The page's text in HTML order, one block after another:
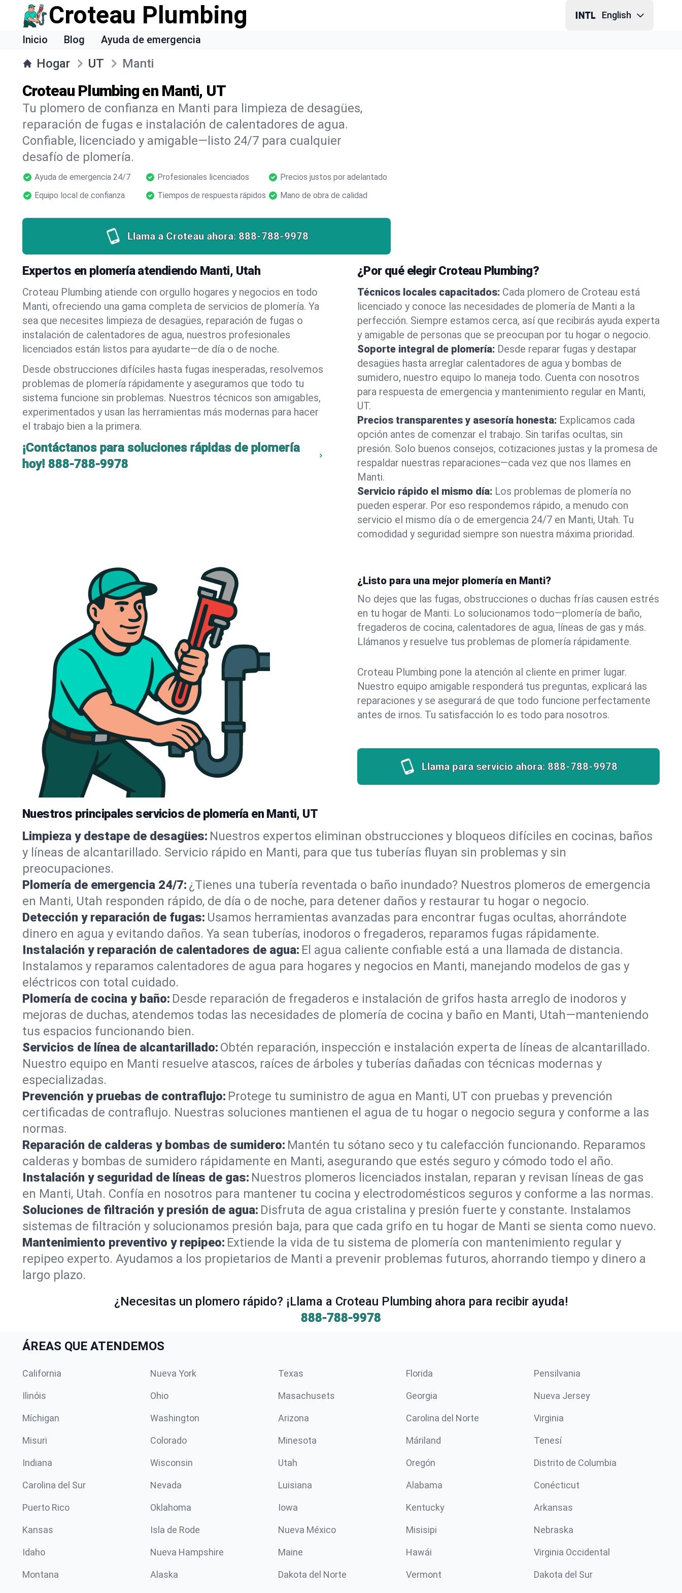
Croteau Plumbing English
Inicio Blog Ayuda de emergencia
Hogar UT Manti
Croteau Plumbing en Manti, UT
Tu plomero de confianza en Manti para limpieza de desagües,
reparación de fugas e instalación de calentadores de agua.
Confiable, licenciado y amigable—listo 24/7 para cualquier
desafío de plomería.
Ayuda de emergencia 24/7 Profesionales licenciados
Precios justos por adelantado
Equipo local de confianza
Tiempos de respuesta rápidos Mano de obra de calidad
Llama a Croteau ahora: 888-788-9978
Expertos en plomería atendiendo Manti, Utah
Croteau Plumbing atiende con orgullo hogares y negocios en todo
Manti, ofreciendo una gama completa de servicios de plomería. Ya
sea que necesites limpieza de desagües, reparación de fugas o
instalación de calentadores de agua, nuestros profesionales
licenciados están listos para ayudarte—de día o de noche.
Desde obstrucciones difíciles hasta fugas inesperadas, resolvemos
problemas de plomería rápidamente y aseguramos que todo tu
sistema funcione sin problemas. Nuestros técnicos son amigables,
experimentados y usan las herramientas más modernas para hacer
el trabajo bien a la primera.
¡Contáctanos para soluciones rápidas de plomería
hoy! 888-788-9978
¿Por qué elegir Croteau Plumbing?
Técnicos locales capacitados: Cada plomero de Croteau está
licenciado y conoce las necesidades de plomería de Manti a la
perfección. Siempre estamos cerca, así que recibirás ayuda experta
y amigable de personas que se preocupan por tu hogar o negocio.
Soporte integral de plomería: Desde reparar fugas y destapar
desagües hasta arreglar calentadores de agua y bombas de
sumidero, nuestro equipo lo maneja todo. Cuenta con nosotros
para respuesta de emergencia y mantenimiento regular en Manti,
UT.
Precios transparentes y asesoría honesta: Explicamos cada
opción antes de comenzar el trabajo. Sin tarifas ocultas, sin
presión. Solo buenos consejos, cotizaciones justas y la promesa de
respaldar nuestras reparaciones—cada vez que nos llames en
Manti.
Servicio rápido el mismo día: Los problemas de plomería no
pueden esperar. Por eso respondemos rápido, a menudo con
servicio el mismo día o de emergencia 24/7 en Manti, Utah. Tu
comodidad y seguridad siempre son nuestra máxima prioridad.
¿Listo para una mejor plomería en Manti?
No dejes que las fugas, obstrucciones o duchas frías causen estrés
en tu hogar de Manti. Lo solucionamos todo—plomería de baño,
fregaderos de cocina, calentadores de agua, líneas de gas y más.
Llámanos y resuelve tus problemas de plomería rápidamente.
Croteau Plumbing pone la atención al cliente en primer lugar.
Nuestro equipo amigable responderá tus preguntas, explicará las
reparaciones y se asegurará de que todo funcione perfectamente
antes de irnos. Tu satisfacción lo es todo para nosotros.
Llama para servicio ahora: 888-788-9978
Nuestros principales servicios de plomería en Manti, UT
Limpieza y destape de desagües: Nuestros expertos eliminan obstrucciones y bloqueos difíciles en cocinas, baños
y líneas de alcantarillado. Servicio rápido en Manti, para que tus tuberías fluyan sin problemas y sin
preocupaciones.
Plomería de emergencia 24/7: ¿Tienes una tubería reventada o baño inundado? Nuestros plomeros de emergencia
en Manti, Utah responden rápido, de día o de noche, para detener daños y restaurar tu hogar o negocio.
Detección y reparación de fugas: Usamos herramientas avanzadas para encontrar fugas ocultas, ahorrándote
dinero en agua y evitando daños. Ya sean tuberías, inodoros o fregaderos, reparamos fugas rápidamente.
Instalación y reparación de calentadores de agua: El agua caliente confiable está a una llamada de distancia.
Instalamos y reparamos calentadores de agua para hogares y negocios en Manti, manejando modelos de gas y
eléctricos con total cuidado.
Plomería de cocina y baño: Desde reparación de fregaderos e instalación de grifos hasta arreglo de inodoros y
mejoras de duchas, atendemos todas las necesidades de plomería de cocina y baño en Manti, Utah—manteniendo
tus espacios funcionando bien.
Servicios de línea de alcantarillado: Obtén reparación, inspección e instalación experta de líneas de alcantarillado.
Nuestro equipo en Manti resuelve atascos, raíces de árboles y tuberías dañadas con técnicas modernas y
especializadas.
Prevención y pruebas de contraflujo: Protege tu suministro de agua en Manti, UT con pruebas y prevención
certificadas de contraflujo. Nuestras soluciones mantienen el agua de tu hogar o negocio segura y conforme a las
normas.
Reparación de calderas y bombas de sumidero: Mantén tu sótano seco y tu calefacción funcionando. Reparamos
calderas y bombas de sumidero rápidamente en Manti, asegurando que estés seguro y cómodo todo el año.
Instalación y seguridad de líneas de gas: Nuestros plomeros licenciados instalan, reparan y revisan líneas de gas
en Manti, Utah. Confía en nosotros para mantener tu cocina y electrodomésticos seguros y conforme a las normas.
Soluciones de filtración y presión de agua: Disfruta de agua cristalina y presión fuerte y constante. Instalamos
sistemas de filtración y solucionamos presión baja, para que cada grifo en tu hogar de Manti se sienta como nuevo.
Mantenimiento preventivo y repipeo: Extiende la vida de tu sistema de plomería con mantenimiento regular y
repipeo experto. Ayudamos a los propietarios de Manti a prevenir problemas futuros, ahorrando tiempo y dinero a
largo plazo.
¿Necesitas un plomero rápido? ¡Llama a Croteau Plumbing ahora para recibir ayuda!
888-788-9978
ÁREAS QUE ATENDEMOS
California Nueva York Texas Florida Pensilvania
Ilinóis Ohio Masachusets Georgia Nueva Jersey
Míchigan Washington Arizona Carolina del Norte Virginia
Misuri Colorado Minesota Máriland Tenesí
Indiana Wisconsin Utah Oregón Distrito de Columbia
Carolina del Sur Nevada Luisiana Alabama Conécticut
Puerto Rico Oklahoma Iowa Kentucky Arkansas
Kansas Isla de Rode Nueva México Misisipi Nebraska
Idaho Nueva Hampshire Maine Hawái Virginia Occidental
Montana Alaska Dakota del Norte Vermont Dakota del Sur